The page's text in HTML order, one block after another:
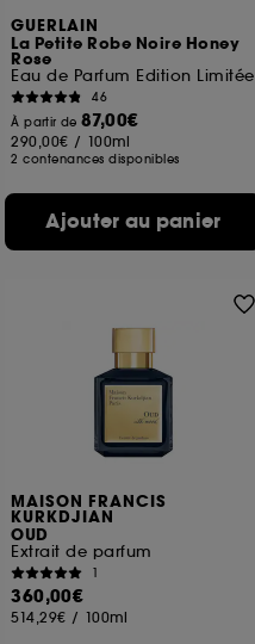
GUERLAIN
La Petite Robe Noire Honey
Rose
Eau de Parfum Edition Limitée
46
À partir de87,00€
290,00€ / 100ml
2 contenances disponibles
Ajouter au panier
MAISON FRANCIS
KURKDJIAN
OUD
Extrait de parfum
1
360,00€
514,29€ / 100ml